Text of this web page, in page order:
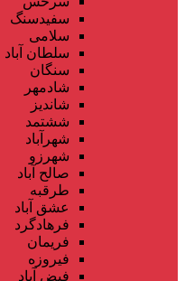
سفیدسنگ
سلامی
سلطان آباد
سنگان
شادمهر
شاندیز
ششتمد
شهرآباد
شهرزو
صالح آباد
طرقبه
عشق آباد
فرهادگرد
فریمان
فیروزه
فیض آباد